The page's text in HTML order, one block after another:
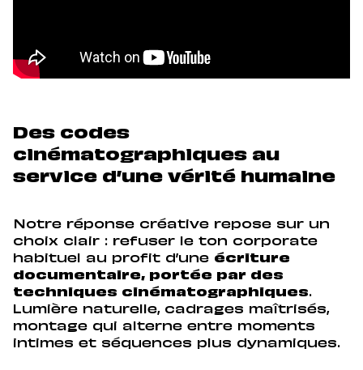
Des codes
cinématographiques au
service d’une vérité humaine
Notre réponse créative repose sur un
choix clair : refuser le ton corporate
habituel au profit d’une écriture
documentaire, portée par des
techniques cinématographiques.
Lumière naturelle, cadrages maîtrisés,
montage qui alterne entre moments
intimes et séquences plus dynamiques.